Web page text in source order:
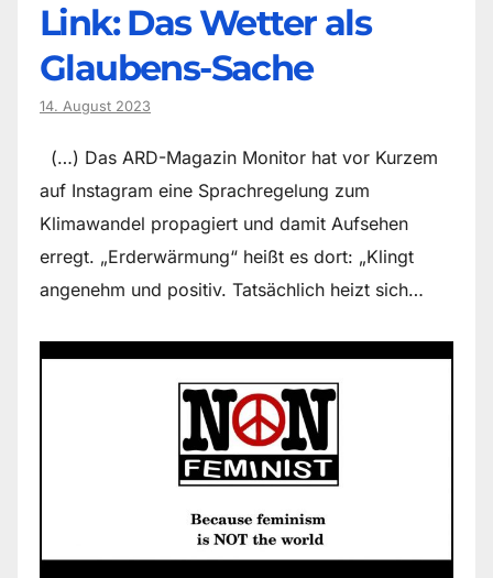
Link: Das Wetter als
Glaubens-Sache
14. August 2023
(…) Das ARD-Magazin Monitor hat vor Kurzem
auf Instagram eine Sprachregelung zum
Klimawandel propagiert und damit Aufsehen
erregt. „Erderwärmung“ heißt es dort: „Klingt
angenehm und positiv. Tatsächlich heizt sich…